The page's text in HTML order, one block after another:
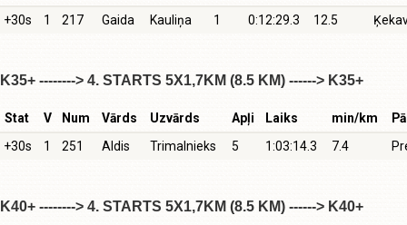
+30s
1 217 Gaida Kauliņa 1 0:12:29.3 12.5
K35+ --------> 4. STARTS 5X1,7KM (8.5 KM) ------> K35+
Stat V Num Vārds Uzvārds Apļi Laiks min/km
+30s
1 251 Aldis Trimalnieks 5 1:03:14.3 7.4
K40+ --------> 4. STARTS 5X1,7KM (8.5 KM) ------> K40+